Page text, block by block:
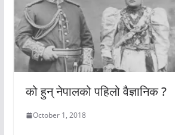
को हुन् नेपालको पहिलो वैज्ञानिक ?
October 1, 2018